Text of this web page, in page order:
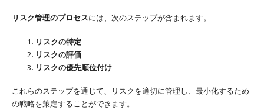
リスク管理のプロセスには、次のステップが含まれます。
リスクの特定
リスクの評価
リスクの優先順位付け
これらのステップを通じて、リスクを適切に管理し、最小化するため
の戦略を策定することができます。